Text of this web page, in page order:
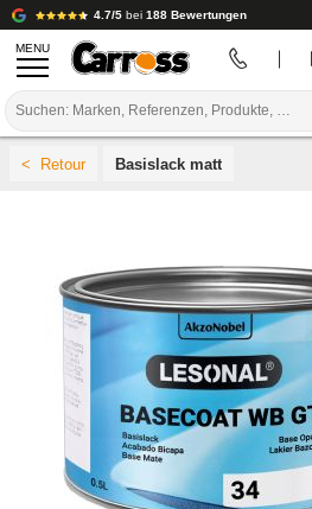
4.7/5 bei 188 Bewertungen
MENU
VORBEREITUNG / BASISLACK /
KAROSSERIE-
KAROSSERIE-WERKZEUG
AUSSTATTUNG DER
LABOREINRICHTUNG
Basislack matt